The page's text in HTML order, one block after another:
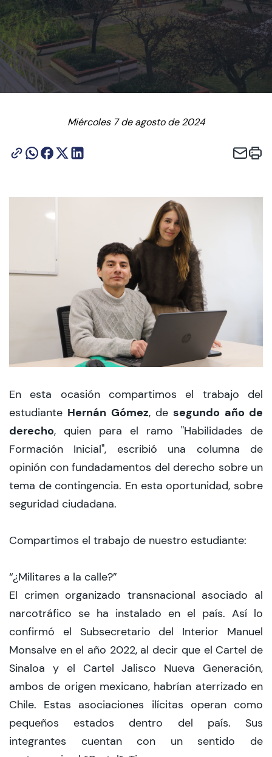
Dirección de Desarrollo Estudiantil
Becas y Beneficios
Estudiantes
Biblioteca
Contacto y Horarios
modo claro
Miércoles 7 de agosto de 2024
En esta ocasión compartimos el trabajo del
estudiante Hernán Gómez, desegundo año de
derecho, quien para el ramo "Habilidades de
Formación Inicial", escribió una columna de
opinión con fundadamentos del derecho sobre un
tema de contingencia. En esta oportunidad, sobre
seguridad ciudadana.
Compartimos el trabajo de nuestro estudiante:
“¿Militares a la calle?”
El crimen organizado transnacional asociado al
narcotráfico se ha instalado en el país. Así lo
confirmó el Subsecretario del Interior Manuel
Monsalve en el año 2022, al decir que el Cartel de
Sinaloa y el Cartel Jalisco Nueva Generación,
ambos de origen mexicano, habrían aterrizado en
Chile. Estas asociaciones ilícitas operan como
pequeños estados dentro del país. Sus
integrantes cuentan con un sentido de